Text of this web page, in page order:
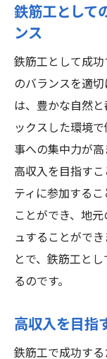
鉄筋工として
ンス
鉄筋工として成
のバランスを適
は、豊かな自然
ックスした環境
事への集中力が
高収入を目指す
ティに参加する
ことができ、地
ュすることがで
とで、鉄筋工と
るのです。
高収入を目指
鉄筋工で成功す